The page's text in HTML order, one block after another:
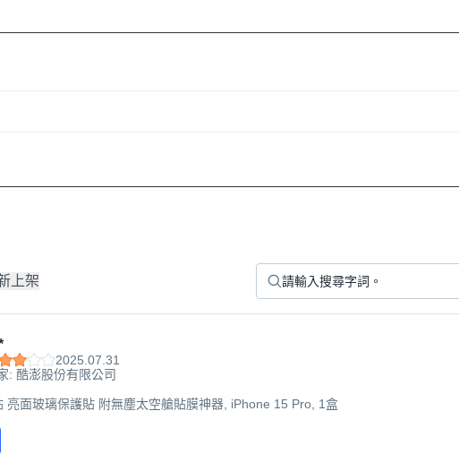
上架
2025.07.31
: 酷澎股份有限公司
亮面玻璃保護貼 附無塵太空艙貼膜神器, iPhone 15 Pro, 1盒